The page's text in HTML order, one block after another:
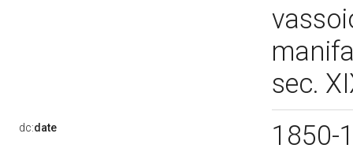
sec.
dc:date 1850-